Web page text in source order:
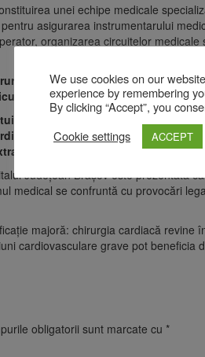
unei echipe medicale
asigurarea instrumentarului
organizarea circuitelor
cardiace la Brașov a fost o
Ciprian Mihalcu.
compartiment medical face parte și
alături de specialistul
Județean Brașov este prezentată
medical se confruntă cu provocări
majoră: chirurgia cardiacă revine
cardiovasculare grave pot beneficia
obligatorii sunt marcate cu *
We use cookies on our
experience by remembering
By clicking “Accept”, you
Cookie settings
ACCEPT